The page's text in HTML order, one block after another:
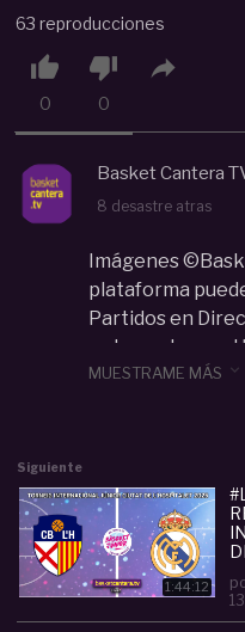
63 reproducciones

0

0

Basket Cantera
8 desastre atras
Imágenes
plataforma
Partidos en
entrenadores y
equipos y
millones de
- Información
- INSTAGRAM:
Categoria :Junior
#live #u18m #
MUESTRAME MÁS 
Siguiente
1:44:12